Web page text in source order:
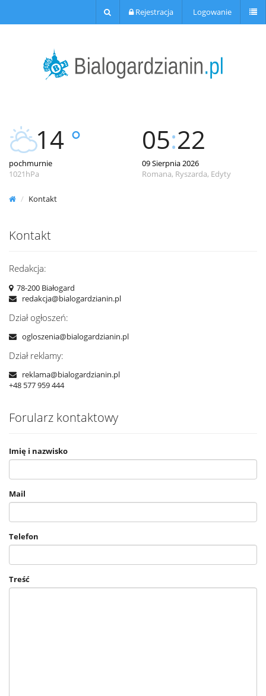
Rejestracja Logowanie
14 °
pochmurnie
1021hPa
05:22
09 Sierpnia 2026
Romana, Ryszarda, Edyty
Kontakt
Kontakt
Redakcja:
78-200 Białogard
redakcja@bialogardzianin.pl
Dział ogłoszeń:
ogloszenia@bialogardzianin.pl
Dział reklamy:
reklama@bialogardzianin.pl
+48 577 959 444
Forularz kontaktowy
Imię i nazwisko
Mail
Telefon
Treść